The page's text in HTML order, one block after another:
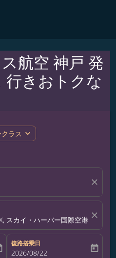
航空 神戸 発
行きおトクな
ラス expand_more
close
スカイ・ハーバー国際空港 close
label
復路搭乗日
fc-booking-return-date-aria-label
2026/08/22 today